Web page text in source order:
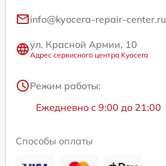
info@kyocera-repair-center.ru
ул. Красной Армии, 10
Адрес сервисного центра Kyocera
Режим работы:
Ежедневно с 9:00 до 21:00
Способы оплаты